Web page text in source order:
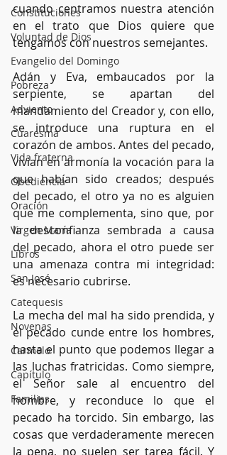
Constituciones
Voluntad de Dios
Evangelio del Domingo
Pobreza
Adviento
Cuaresma
Vida fraterna
Obediencia
Oración
Virgen María
Libros
San José
Catequesis
Novenas
Carmelo
Capítulo
Familias
cuando centramos nuestra atención
en el trato que Dios quiere que
tengamos con nuestros semejantes.
Adán y Eva, embaucados por la
serpiente, se apartan del
mandamiento del Creador y, con ello,
se introduce una ruptura en el
corazón de ambos. Antes del pecado,
vivían en armonía la vocación para la
que habían sido creados; después
del pecado, el otro ya no es alguien
que me complementa, sino que, por
la desconfianza sembrada a causa
del pecado, ahora el otro puede ser
una amenaza contra mi integridad:
es necesario cubrirse.
La mecha del mal ha sido prendida, y
el pecado cunde entre los hombres,
hasta el punto que podemos llegar a
las luchas fratricidas. Como siempre,
el Señor sale al encuentro del
hombre, y reconduce lo que el
pecado ha torcido. Sin embargo, las
cosas que verdaderamente merecen
la pena, no suelen ser tarea fácil. Y